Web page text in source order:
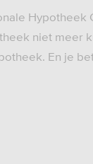
Hypotheek
niet meer
En je